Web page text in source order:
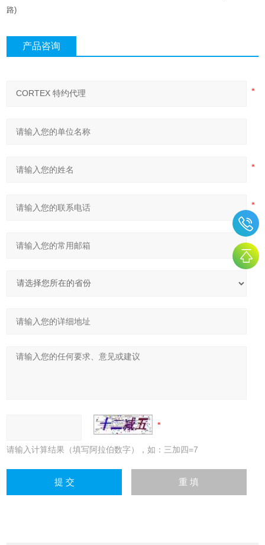
路)
产品咨询
请输入计算结果（填写阿拉伯数字），如：三加四=7